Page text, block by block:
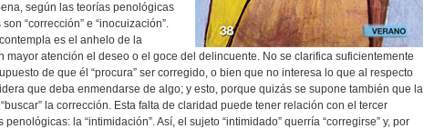
según las teorías penológicas
“corrección” e “inocuización”.
es el anhelo de la
mayor atención el deseo o el goce del delincuente. No se clarifica suficientemente
de que él “procura” ser corregido, o bien que no interesa lo que al respecto
que deba enmendarse de algo; y esto, porque quizás se supone también que la
la corrección. Esta falta de claridad puede tener relación con el tercer
la “intimidación”. Así, el sujeto “intimidado” querría “corregirse” y, por